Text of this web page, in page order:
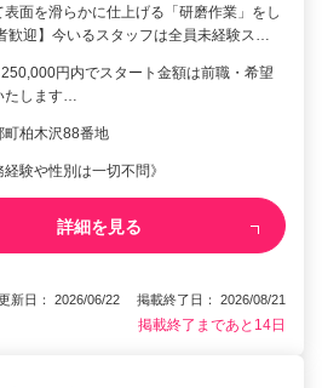
面を滑らかに仕上げる「研磨作業」をし
歓迎】今いるスタッフは全員未経験ス…
円内でスタート金額は前職・希望
たします…
町柏木沢88番地
験や性別は一切不問》
詳細を見る
新日： 2026/06/22 掲載終了日： 2026/08/21
掲載終了まであと14日